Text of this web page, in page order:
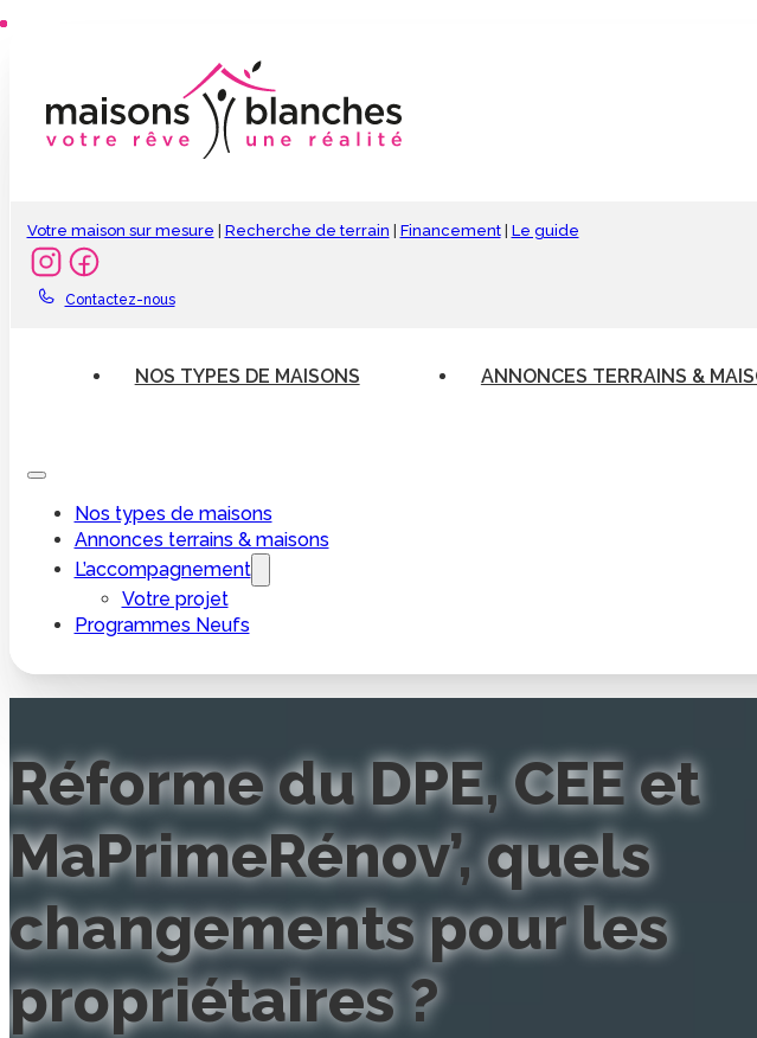
Votre maison sur mesure | Recherche de terrain | Financement| Le guide
Contactez-nous
NOS TYPES DE MAISONS ANNONCES TERRAINS &
Nos types de maisons
Annonces terrains & maisons
L’accompagnement
Votre projet
Programmes Neufs
Réforme du DPE, CEE et
MaPrimeRénov’, quels
changements pour les
propriétaires ?